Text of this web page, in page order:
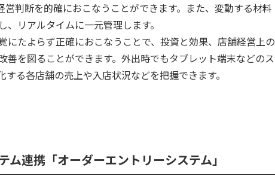
判断を的確におこなうことができます。また、変動する材料
リアルタイムに一元管理します。
にたよらず正確におこなうことで、投資と効果、店舗経営上の
を図ることができます。外出時でもタブレット端末などのス
る各店舗の売上や入店状況などを把握できます。
連携「オーダーエントリーシステム」